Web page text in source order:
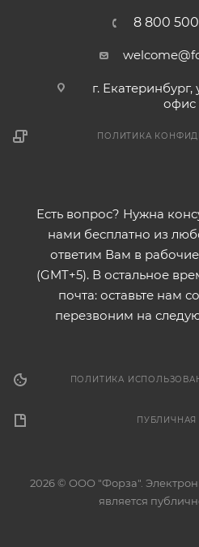
8 800
г.
офис
ПОЛИТИКА
Есть вопрос? Нужна
нами бесплатно из
ответим Вам в
(GMT+5). В остальное
почта: оставьте нам
перезвоним на
ПОЛИТИКА
2026 © ООО "Форза".
является